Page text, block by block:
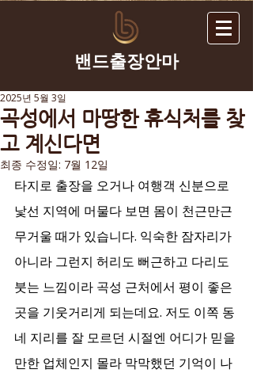
​밴드출장안마
곡성에서 마땅한 휴식처를 찾
고 계신다면
2025년 5월 3일
최종 수정일: 7월 12일
타지로 출장을 오거나 여행객 신분으로
낯선 지역에 머물다 보면 몸이 천근만근
무거울 때가 있습니다. 익숙한 잠자리가
아니라 그런지 허리도 뻐근하고 다리도
붓는 느낌이라 곡성 근처에서 평이 좋은
곳을 기웃거리게 되는데요. 저도 이쪽 동
네 지리를 잘 모르던 시절엔 어디가 믿을
만한 업체인지 몰라 막막했던 기억이 나